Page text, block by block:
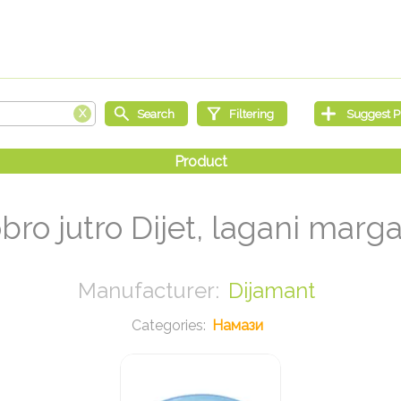
jutro Dijet, lagani
Dijamant
Намази